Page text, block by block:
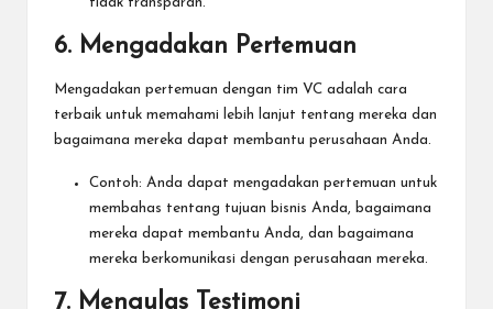
6. Mengadakan Pertemuan
Mengadakan pertemuan dengan tim VC adalah cara
terbaik untuk memahami lebih lanjut tentang mereka dan
bagaimana mereka dapat membantu perusahaan Anda.
Contoh: Anda dapat mengadakan pertemuan untuk
membahas tentang tujuan bisnis Anda, bagaimana
mereka dapat membantu Anda, dan bagaimana
mereka berkomunikasi dengan perusahaan mereka.
7. Mengulas Testimoni